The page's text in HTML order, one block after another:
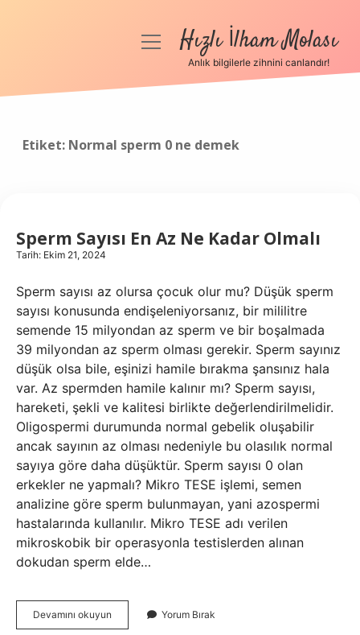
Anasayfa
menüyüHızlı İlham Molası
Anlık bilgilerle zihnini canlandır!
Etiket: Normal sperm 0 ne demek
Sperm Sayısı En Az Ne Kadar Olmalı
Tarih: Ekim 21, 2024
Sperm sayısı az olursa çocuk olur mu? Düşük sperm
sayısı konusunda endişeleniyorsanız, bir mililitre
semende 15 milyondan az sperm ve bir boşalmada
39 milyondan az sperm olması gerekir. Sperm sayınız
düşük olsa bile, eşinizi hamile bırakma şansınız hala
var. Az spermden hamile kalınır mı? Sperm sayısı,
hareketi, şekli ve kalitesi birlikte değerlendirilmelidir.
Oligospermi durumunda normal gebelik oluşabilir
ancak sayının az olması nedeniyle bu olasılık normal
sayıya göre daha düşüktür. Sperm sayısı 0 olan
erkekler ne yapmalı? Mikro TESE işlemi, semen
analizine göre sperm bulunmayan, yani azospermi
hastalarında kullanılır. Mikro TESE adı verilen
mikroskobik bir operasyonla testislerden alınan
dokudan sperm elde…
Devamını okuyun
Sayısı
Yorum Bırak